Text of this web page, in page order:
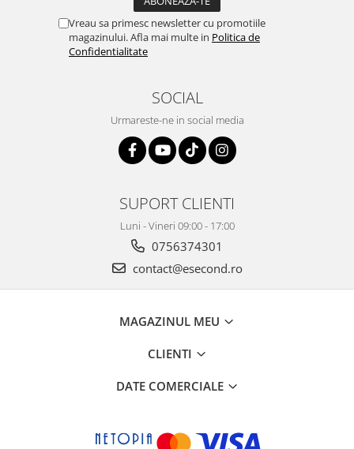
Aparate Foto & Accesorii
Audio HI-FI & Profesionale
Camere video si sport
Playere, Boxe & Casti
Telescoape & Optica
Televizoare & accesorii
Curatenie si intretinere
Vreau sa primesc newsletter cu promotiile
magazinului. Afla mai multe in Politica de
Confidentialitate
SOCIAL
Urmareste-ne in social media
SUPORT CLIENTI
Luni - Vineri 09:00 - 17:00
0756374301
contact@esecond.ro
MAGAZINUL MEU
CLIENTI
DATE COMERCIALE